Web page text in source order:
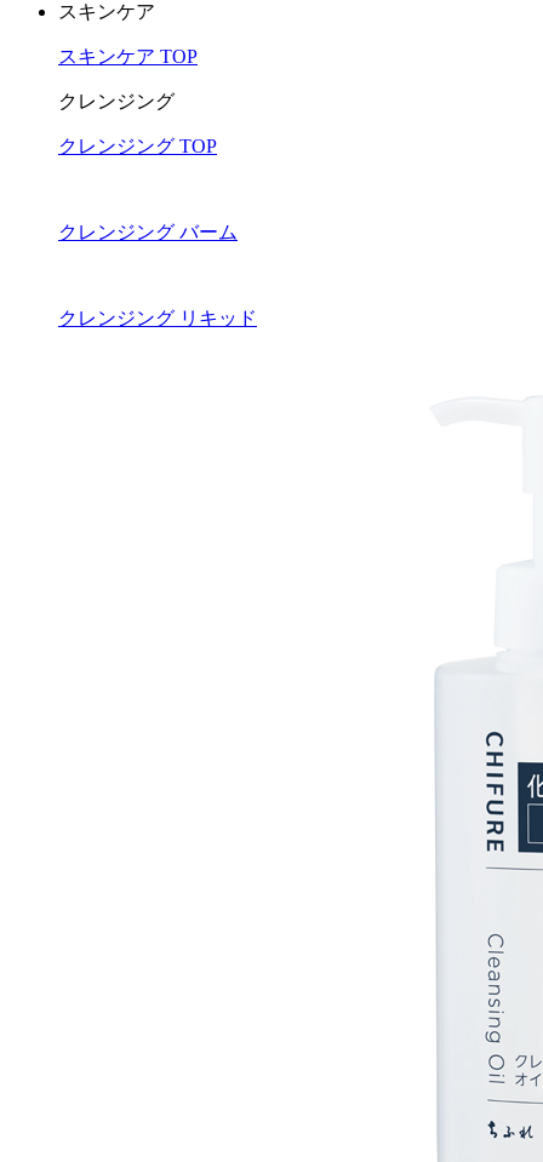
スキンケア
スキンケア TOP
クレンジング
クレンジング TOP
クレンジング バーム
クレンジング リキッド